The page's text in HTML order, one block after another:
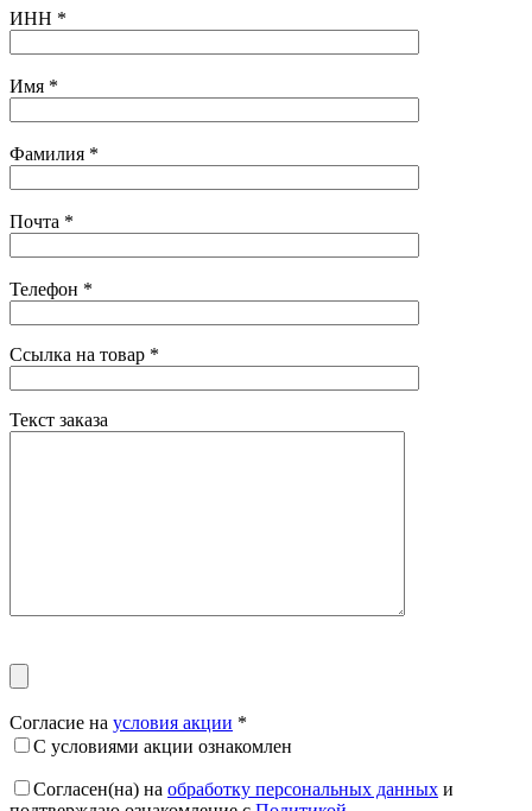
ИНН *
Имя *
Фамилия *
Почта *
Телефон *
Ссылка на товар *
Текст заказа
Согласие на условия акции *
С условиями акции ознакомлен
Согласен(на) на обработку персональных данных и